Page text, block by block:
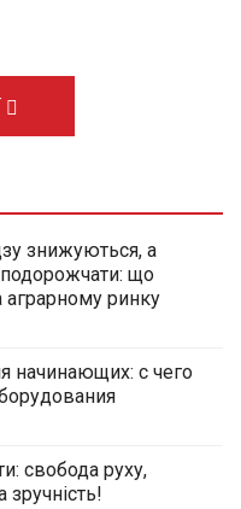
знижуються, а
що
аграрному ринку
начинающих: с чего
свобода руху,
зручність!